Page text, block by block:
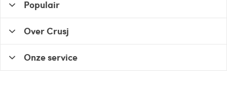
Populair
Over Crusj
Onze service